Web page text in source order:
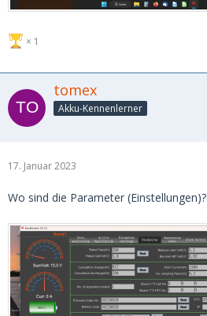
1
tomex
Akku-Kennenlerner
17. Januar 2023
Wo sind die Parameter (Einstellungen)?